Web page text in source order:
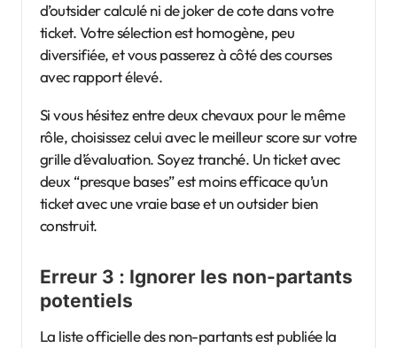
d’outsider calculé ni de joker de cote dans votre
ticket. Votre sélection est homogène, peu
diversifiée, et vous passerez à côté des courses
avec rapport élevé.
Si vous hésitez entre deux chevaux pour le même
rôle, choisissez celui avec le meilleur score sur votre
grille d’évaluation. Soyez tranché. Un ticket avec
deux “presque bases” est moins efficace qu’un
ticket avec une vraie base et un outsider bien
construit.
Erreur 3 : Ignorer les non-partants
potentiels
La liste officielle des non-partants est publiée la